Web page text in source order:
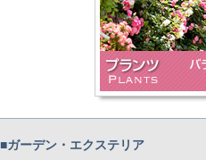
■ガーデン・エクステリア